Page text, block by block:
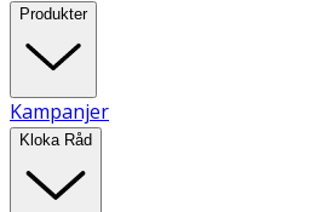
Produkter
Kampanjer
Kloka Råd